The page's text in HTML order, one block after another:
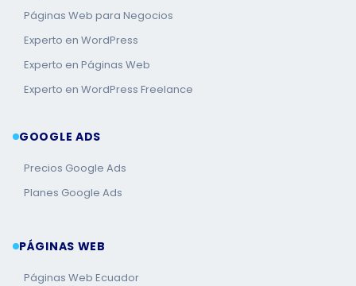
Páginas Web para Negocios
Experto en WordPress
Experto en Páginas Web
Experto en WordPress Freelance
GOOGLE ADS
Precios Google Ads
Planes Google Ads
PÁGINAS WEB
Páginas Web Ecuador